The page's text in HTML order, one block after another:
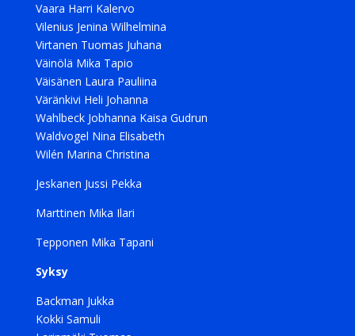
Vaara Harri Kalervo
Vilenius Jenina Wilhelmina
Virtanen Tuomas Juhana
Väinölä Mika Tapio
Väisänen Laura Pauliina
Väränkivi Heli Johanna
Wahlbeck Jobhanna Kaisa Gudrun
Waldvogel Nina Elisabeth
Wilén Marina Christina
Jeskanen Jussi Pekka
Marttinen Mika Ilari
Tepponen Mika Tapani
Syksy
Backman Jukka
Kokki Samuli